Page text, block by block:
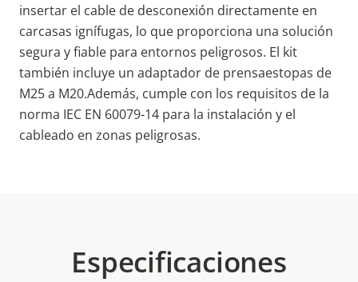
insertar el cable de desconexión directamente en
carcasas ignífugas, lo que proporciona una solución
segura y fiable para entornos peligrosos. El kit
también incluye un adaptador de prensaestopas de
M25 a M20.Además, cumple con los requisitos de la
norma IEC EN 60079-14 para la instalación y el
cableado en zonas peligrosas.
Especificaciones